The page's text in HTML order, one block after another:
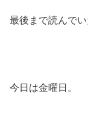
最後まで読んで
今日は金曜日。